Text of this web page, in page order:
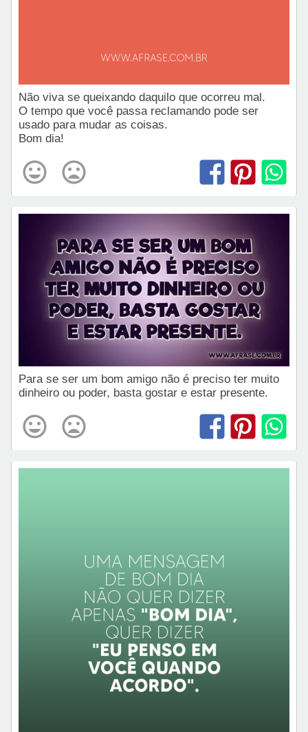
Não viva se queixando daquilo que ocorreu mal.
O tempo que você passa reclamando pode ser
usado para mudar as coisas.
Bom dia!
Para se ser um bom amigo não é preciso ter muito
dinheiro ou poder, basta gostar e estar presente.